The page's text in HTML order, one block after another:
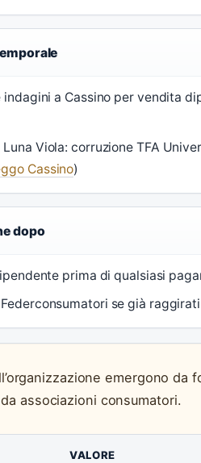
indagini a Cassino per vendita
Viola: corruzione TFA
Cassino)
dopo
prima di qualsiasi
se già raggirati
emergono da
associazioni consumatori.
VALORE